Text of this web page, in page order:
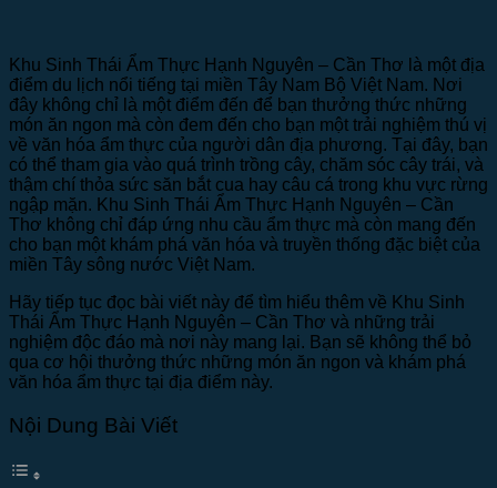
Khu Sinh Thái Ẩm Thực Hạnh Nguyên – Cần Thơ là một địa
điểm du lịch nổi tiếng tại miền Tây Nam Bộ Việt Nam. Nơi
đây không chỉ là một điểm đến để bạn thưởng thức những
món ăn ngon mà còn đem đến cho bạn một trải nghiệm thú vị
về văn hóa ẩm thực của người dân địa phương. Tại đây, bạn
có thể tham gia vào quá trình trồng cây, chăm sóc cây trái, và
thậm chí thỏa sức săn bắt cua hay câu cá trong khu vực rừng
ngập mặn. Khu Sinh Thái Ẩm Thực Hạnh Nguyên – Cần
Thơ không chỉ đáp ứng nhu cầu ẩm thực mà còn mang đến
cho bạn một khám phá văn hóa và truyền thống đặc biệt của
miền Tây sông nước Việt Nam.
Hãy tiếp tục đọc bài viết này để tìm hiểu thêm về Khu Sinh
Thái Ẩm Thực Hạnh Nguyên – Cần Thơ và những trải
nghiệm độc đáo mà nơi này mang lại. Bạn sẽ không thể bỏ
qua cơ hội thưởng thức những món ăn ngon và khám phá
văn hóa ẩm thực tại địa điểm này.
Nội Dung Bài Viết